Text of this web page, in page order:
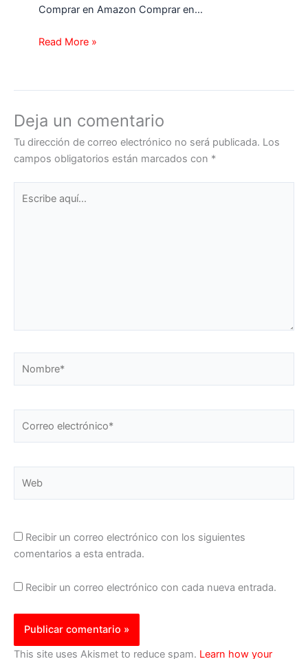
Comprar en Amazon Comprar en…
Read More »
Deja un comentario
Tu dirección de correo electrónico no será publicada. Los
campos obligatorios están marcados con *
aquí...
electrónico*
Recibir un correo electrónico con los siguientes
comentarios a esta entrada.
Recibir un correo electrónico con cada nueva entrada.
This site uses Akismet to reduce spam. Learn how your